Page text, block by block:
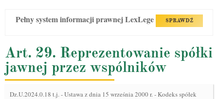
Pełny system informacji prawnej LexLege SPRAWDŹ
Art. 29. Reprezentowanie spółki
jawnej przez wspólników
Dz.U.2024.0.18 t.j.-Ustawa z dnia 15 września 2000 r. - Kodeks spółek